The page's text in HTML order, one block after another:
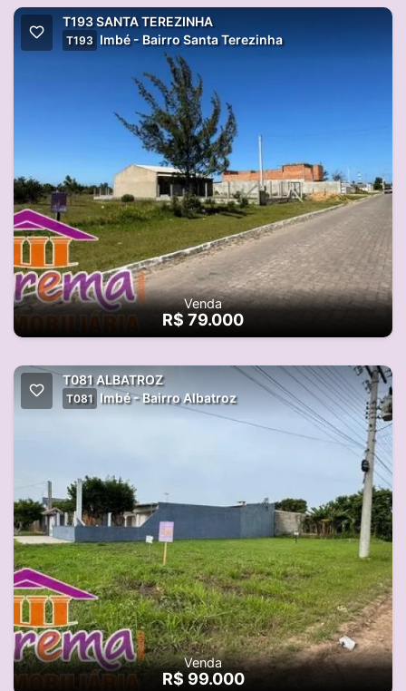
T193 SANTA TEREZINHA
T193 Imbé - Bairro Santa Terezinha
Venda
R$ 79.000
T081 ALBATROZ
T081 Imbé - Bairro Albatroz
Venda
R$ 99.000